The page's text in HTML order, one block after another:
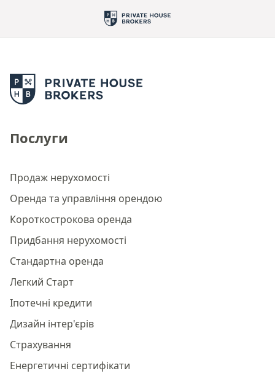
Послуги
Продаж нерухомості
Оренда та управління орендою
Короткострокова оренда
Придбання нерухомості
Стандартна оренда
Легкий Старт
Іпотечні кредити
Дизайн інтер'єрів
Страхування
Енергетичні сертифікати